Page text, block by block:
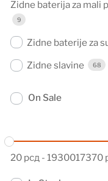
Zidne baterija za mali
9
Zidne baterije za
Zidne slavine 68
On Sale
20 рсд- 1930017370